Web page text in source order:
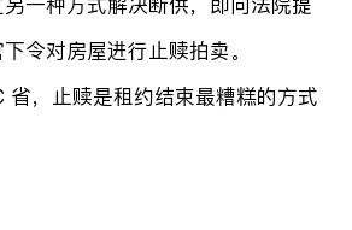
令对房屋进行止赎拍卖。
省，止赎是租约结束最糟糕的方式